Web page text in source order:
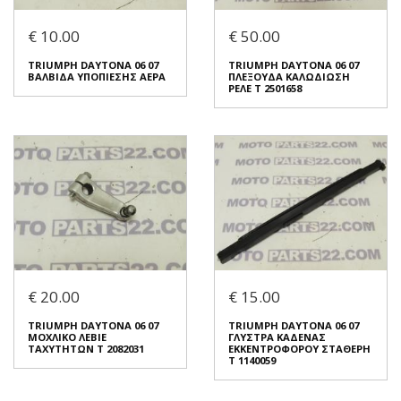
TRIUMPH DAYTONA 06 07
ΣΥΜΠΛΕΚΤΗ 1172080
Σε Απόθεμα: 1
Προέλευση:Original
Νούμερο Αγγελίας (SKU):
33519
Συνδεθείτε για αγορά
TRIUMPH DAYTONA 06 07
€ 10.00
Σε Απόθεμα: 1
Προέλευση:Original
Νούμερο Αγγελίας (SKU):
Συνδεθείτε για αγορά
€ 10.00
TRIUMPH DAYTONA 06 07
ΒΑΛΒΙΔΑ ΥΠΟΠΙΕΣΗΣ ΑΕΡΑ
TRIUMPH DAYTONA 06 07
€ 10.00
Σε Απόθεμα: 1
€ 50.00
TRIUMPH DAYTONA 06 07
ΠΛΕΞΟΥΔΑ ΚΑΛΩΔΙΩΣΗ
ΡΕΛΕ T 2501658
TRIUMPH DAYTONA 06 07
ΡΕΛΕ T 2501658
Σε Απόθεμα: 1
€ 20.00
TRIUMPH DAYTONA 06 07
ΜΟΧΛΙΚΟ ΛΕΒΙΕ
ΤΑΧΥΤΗΤΩΝ T 2082031
€ 15.00
TRIUMPH DAYTONA 06 07
ΓΛΥΣΤΡΑ ΚΑΔΕΝΑΣ
ΕΚΚΕΝΤΡΟΦΟΡΟΥ ΣΤΑΘΕΡΗ
T 1140059